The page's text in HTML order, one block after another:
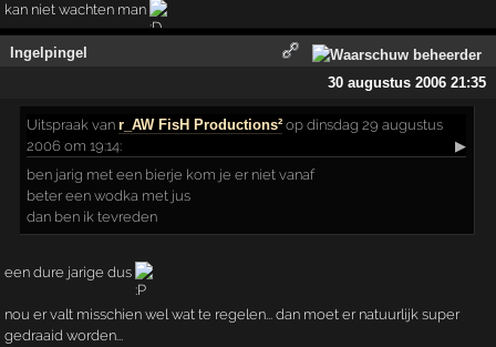
kan niet wachten man
Ingelpingel
30 augustus 2006 21:35
Uitspraak vanr_AW FisH Productions² op dinsdag 29 augustus
2006 om 19:14:
▶
ben jarig met een bierje kom je er niet vanaf
beter een wodka met jus
dan ben ik tevreden
een dure jarige dus
nou er valt misschien wel wat te regelen... dan moet er natuurlijk super
gedraaid worden...